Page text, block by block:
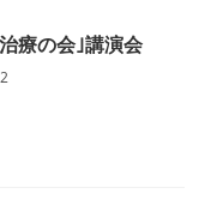
療の会｣講演会